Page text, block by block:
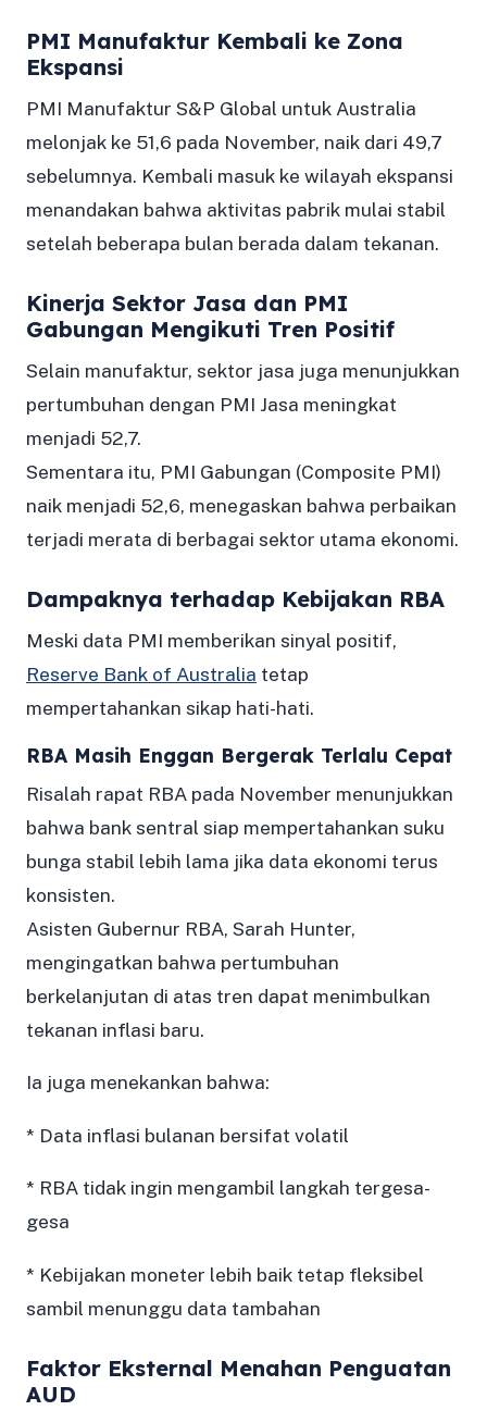
PMI Manufaktur Kembali ke Zona
Ekspansi
PMI Manufaktur S&P Global untuk Australia
melonjak ke 51,6 pada November, naik dari 49,7
sebelumnya. Kembali masuk ke wilayah ekspansi
menandakan bahwa aktivitas pabrik mulai stabil
setelah beberapa bulan berada dalam tekanan.
Kinerja Sektor Jasa dan PMI
Gabungan Mengikuti Tren Positif
Selain manufaktur, sektor jasa juga menunjukkan
pertumbuhan dengan PMI Jasa meningkat
menjadi 52,7.
Sementara itu, PMI Gabungan (Composite PMI)
naik menjadi 52,6, menegaskan bahwa perbaikan
terjadi merata di berbagai sektor utama ekonomi.
Dampaknya terhadap Kebijakan RBA
Meski data PMI memberikan sinyal positif,
Reserve Bank of Australia tetap
mempertahankan sikap hati-hati.
RBA Masih Enggan Bergerak Terlalu Cepat
Risalah rapat RBA pada November menunjukkan
bahwa bank sentral siap mempertahankan suku
bunga stabil lebih lama jika data ekonomi terus
konsisten.
Asisten Gubernur RBA, Sarah Hunter,
mengingatkan bahwa pertumbuhan
berkelanjutan di atas tren dapat menimbulkan
tekanan inflasi baru.
Ia juga menekankan bahwa:
* Data inflasi bulanan bersifat volatil
* RBA tidak ingin mengambil langkah tergesa-
gesa
* Kebijakan moneter lebih baik tetap fleksibel
sambil menunggu data tambahan
Faktor Eksternal Menahan Penguatan
AUD